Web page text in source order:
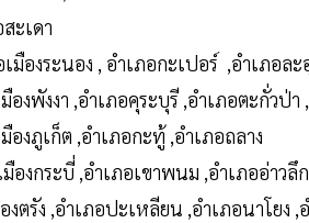
ะเดา
เมืองระนอง , อำเภอกะเปอร์ ,อำเภอล
องพังงา ,อำเภอคุระบุรี ,อำเภอตะกั่วป่
องภูเก็ต ,อำเภอกะทู้ ,อำเภอถลาง
มืองกระบี่ ,อำเภอเขาพนม ,อำเภออ่าว
งตรัง ,อำเภอปะเหลียน ,อำเภอนาโย